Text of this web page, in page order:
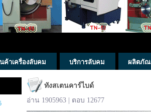
ค้าเครื่องลับคม บริการลับคม ผลิตภัณ
ทังสเตนคาร์ไบด์
อ่าน 1905963 | ตอบ 12677